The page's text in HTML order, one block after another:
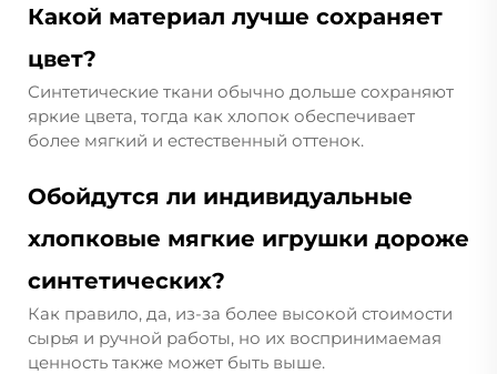
Какой материал лучше сохраняет
цвет?
Синтетические ткани обычно дольше сохраняют
яркие цвета, тогда как хлопок обеспечивает
более мягкий и естественный оттенок.
Обойдутся ли индивидуальные
хлопковые мягкие игрушки дороже
синтетических?
Как правило, да, из-за более высокой стоимости
сырья и ручной работы, но их воспринимаемая
ценность также может быть выше.